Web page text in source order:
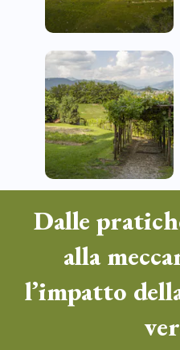
Dalle
alla
l’impatto